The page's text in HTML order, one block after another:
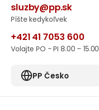
sluzby@pp.sk
Píšte kedykoľvek
+421 41 7053 600
Volajte PO - PI 8.00 – 15.00
PP Česko